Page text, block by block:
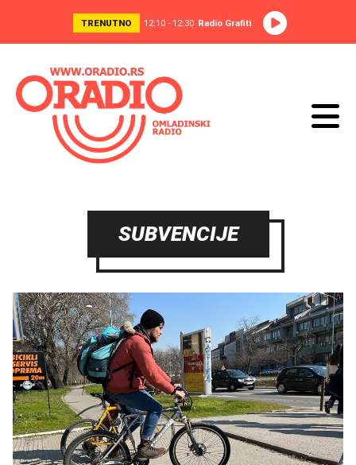
TRENUTNO 12:10 - 12:30 Radio Grafiti
SUBVENCIJE